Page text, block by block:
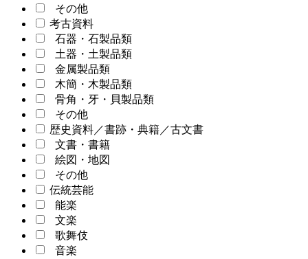
その他
考古資料
石器・石製品類
土器・土製品類
金属製品類
木簡・木製品類
骨角・牙・貝製品類
その他
歴史資料／書跡・典籍／古文書
文書・書籍
絵図・地図
その他
伝統芸能
能楽
文楽
歌舞伎
音楽